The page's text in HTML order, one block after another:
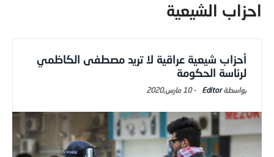
احزاب الشيعية
أحزاب شيعية عراقية لا تريد مصطفى الكاظمي
لرئاسة الحكومة
Editor
-10 مارس,2020